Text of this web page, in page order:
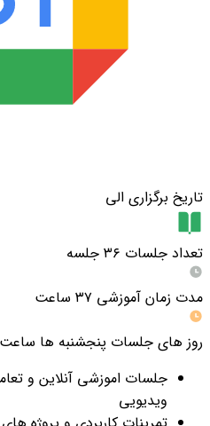
تاریخ برگزاری الی
تعداد جلسات ۳۶ جلسه
مدت زمان آموزشی ۳۷ ساعت
روز های جلسات پنجشنبه ها ساعت ۱۹ الی ۲۳
جلسات اموزشی آنلاین و
ویدیویی